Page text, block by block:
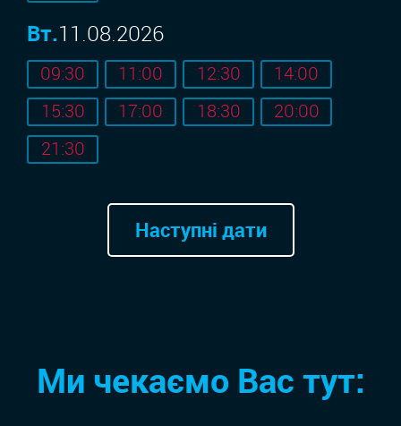
Вт.11.08.2026
09:30 11:00 12:30
14:00
15:30
17:00 18:30
20:00
21:30
Наступні дати
Ми чекаємо Вас тут: